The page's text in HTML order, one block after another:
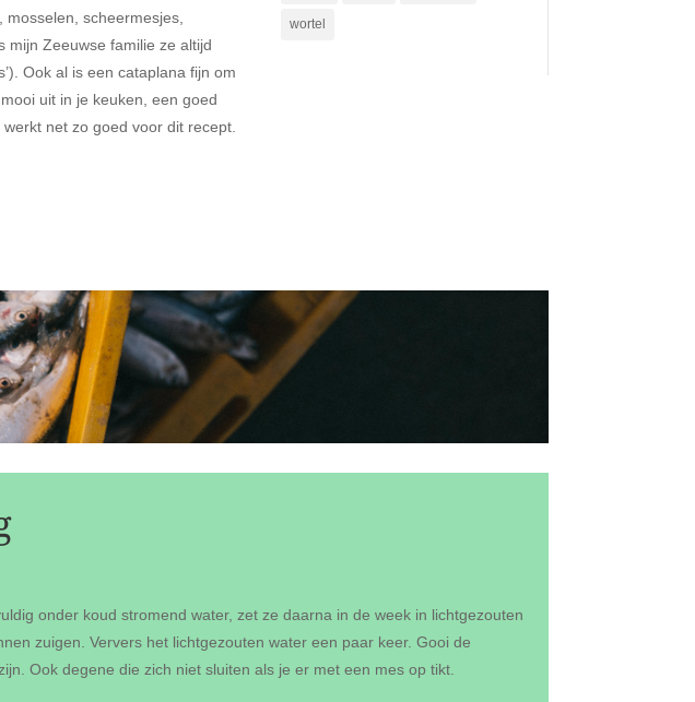
scheermesjes,
mijn Zeeuwse familie ze altijd
Ook al is een cataplana fijn om
uit in je keuken, een goed
net zo goed voor dit recept.
wortel
onder koud stromend water, zet ze daarna in de week in lichtgezouten
zuigen. Ververs het lichtgezouten water een paar keer. Gooi de
Ook degene die zich niet sluiten als je er met een mes op tikt.